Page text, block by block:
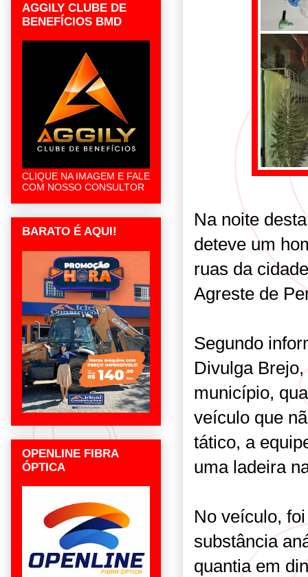
Na noite
deteve um
ruas da
Agreste de
Segundo
Divulga
município,
veículo que
tático, a
uma ladeira
No veículo,
substância
quantia em
AGGILY CLUBE DE
BENEFÍCIOS BMD
CLIQUE NA IMAGEM E FALE
COM NOSSO CONSULTOR
BARATO É AQUI!
OPENLINE FIBRA
ÓPTICA